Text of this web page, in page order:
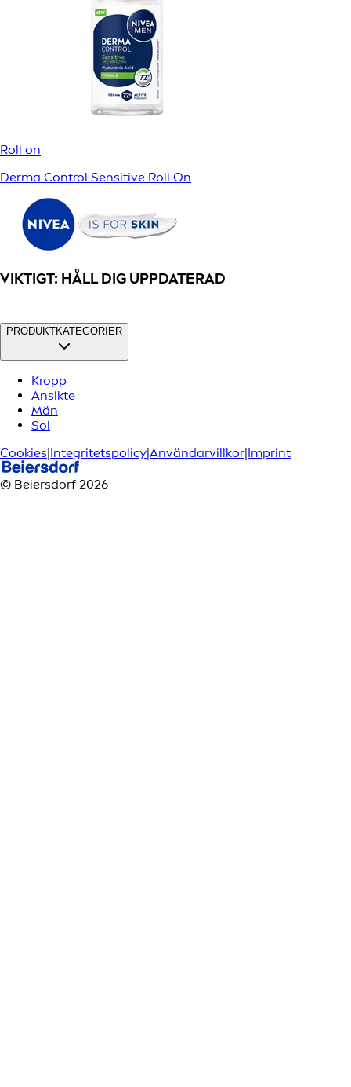
Roll on
Derma Control Sensitive Roll On
VIKTIGT: HÅLL DIG UPPDATERAD
PRODUKTKATEGORIER
Kropp
Ansikte
Män
Sol
Cookies|Integritetspolicy|Användarvillkor|Imprint
© Beiersdorf 2026